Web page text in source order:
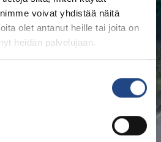
voivat yhdistää näitä
olet antanut heille tai joita on
heidän palvelujaan.